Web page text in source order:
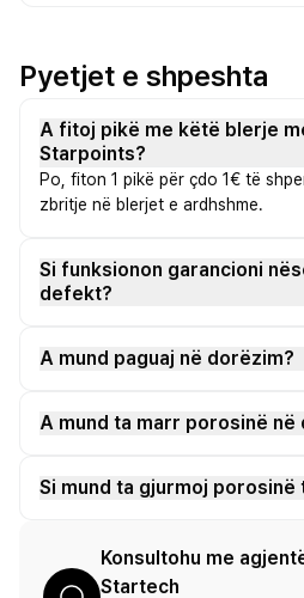
Pyetjet e shpeshta
A fitoj pikë me këtë blerje
Starpoints?
Po, fiton 1 pikë për çdo 1€ të
zbritje në blerjet e ardhshme.
Si funksionon garancioni
defekt?
A mund paguaj në dorëzim?
A mund ta marr porosinë në
Si mund ta gjurmoj porosinë
Konsultohu me
Startech